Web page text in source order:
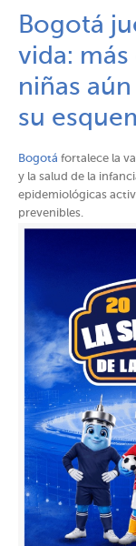
Bogotá
vida:
niñas
su
Bogotá fortalece la
y la salud de la
epidemiológicas
prevenibles.